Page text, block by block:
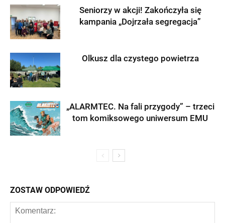
Seniorzy w akcji! Zakończyła się
kampania „Dojrzała segregacja”
Olkusz dla czystego powietrza
„ALARMTEC. Na fali przygody” – trzeci
tom komiksowego uniwersum EMU
ZOSTAW ODPOWIEDŹ